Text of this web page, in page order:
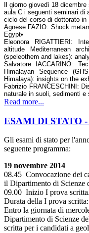
Il giorno giovedì 18
aula C i seguenti seminari di
ciclo del corso di dottorato in
Agnese FAZIO: Shock
Egypt•
Eleonora RIGATTIERI:
altitude Mediterranean
(speleothem and lakes):
Salvatore IACCARINO:
Himalayan Sequence
Himalaya): insights on the
Fabrizio FRANCESCHINI:
naturale in suoli, sedimenti
Read more...
ESAMI DI STATO
Gli esami di stato per
seguente programma:
19 novembre 2014
08.45 Convocazione dei
il Dipartimento di Scienze
09.00 Inizio I prova scritta.
Durata della I prova
Entro la giornata di
Dipartimento di Scienze
scritta per i candidati a